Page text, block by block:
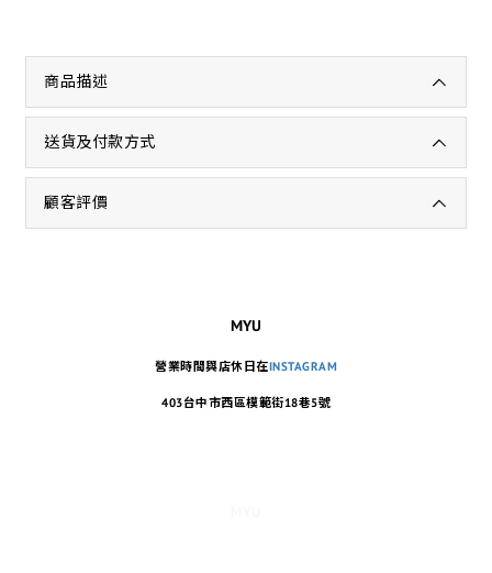
商品描述
送貨及付款方式
顧客評價
MYU
營業時間與店休日在INSTAGRAM
403台中市西區模範街18巷5號